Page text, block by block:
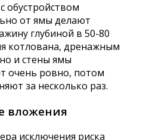
обустройством
от ямы делают
глубиной в 50-80
котлована, дренажным
и стены ямы
очень ровно, потом
за несколько раз.
вложения
исключения риска